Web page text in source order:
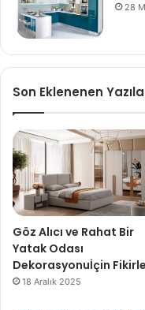
28
Son Eklenenen
Göz Alıcı ve Rahat Bir
Yatak Odası
Dekorasyonuİçin
18 Aralık 2025